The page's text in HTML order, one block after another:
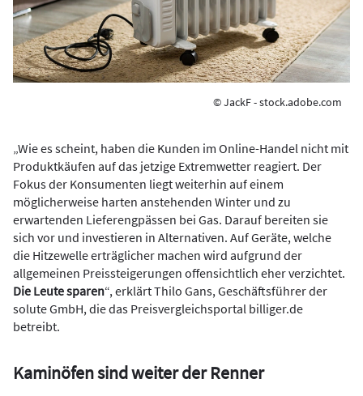
© JackF - stock.adobe.com
„Wie es scheint, haben die Kunden im Online-Handel nicht mit
Produktkäufen auf das jetzige Extremwetter reagiert. Der
Fokus der Konsumenten liegt weiterhin auf einem
möglicherweise harten anstehenden Winter und zu
erwartenden Lieferengpässen bei Gas. Darauf bereiten sie
sich vor und investieren in Alternativen. Auf Geräte, welche
die Hitzewelle erträglicher machen wird aufgrund der
allgemeinen Preissteigerungen offensichtlich eher verzichtet.
Die Leute sparen“, erklärt Thilo Gans, Geschäftsführer der
solute GmbH, die das Preisvergleichsportal billiger.de
betreibt.
Kaminöfen sind weiter der Renner